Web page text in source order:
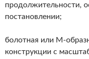
продолжительности,
постановлении;
болотная или М-
конструкции с